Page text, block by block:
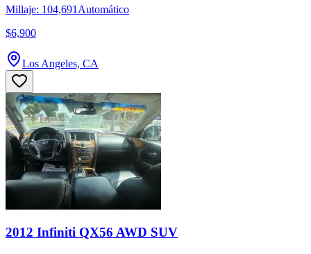
Millaje: 104,691 Automático
$6,900
Los Angeles, CA
2012 Infiniti QX56 AWD SUV